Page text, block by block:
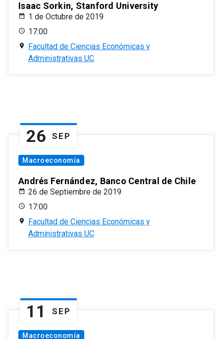
Isaac Sorkin, Stanford University
1 de Octubre de 2019
17:00
Facultad de Ciencias Económicas y
Administrativas UC
26 SEP
Macroeconomía
Andrés Fernández, Banco Central de Chile
26 de Septiembre de 2019
17:00
Facultad de Ciencias Económicas y
Administrativas UC
11 SEP
Macroeconomía